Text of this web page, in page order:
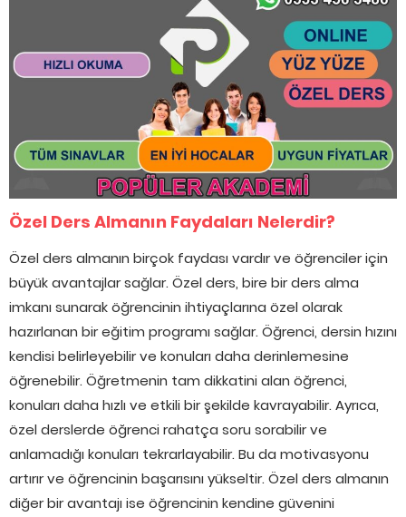
Özel Ders Almanın Faydaları Nelerdir?
Özel ders almanın birçok faydası vardır ve öğrenciler için
büyük avantajlar sağlar. Özel ders, bire bir ders alma
imkanı sunarak öğrencinin ihtiyaçlarına özel olarak
hazırlanan bir eğitim programı sağlar. Öğrenci, dersin hızını
kendisi belirleyebilir ve konuları daha derinlemesine
öğrenebilir. Öğretmenin tam dikkatini alan öğrenci,
konuları daha hızlı ve etkili bir şekilde kavrayabilir. Ayrıca,
özel derslerde öğrenci rahatça soru sorabilir ve
anlamadığı konuları tekrarlayabilir. Bu da motivasyonu
artırır ve öğrencinin başarısını yükseltir. Özel ders almanın
diğer bir avantajı ise öğrencinin kendine güvenini